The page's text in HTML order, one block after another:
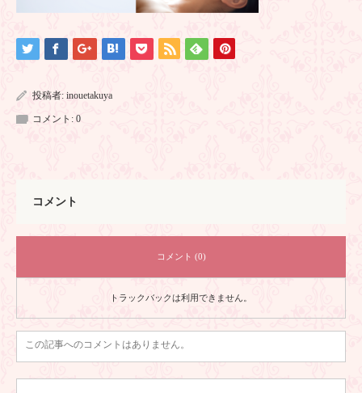
投稿者: inouetakuya
コメント: 0
コメント
コメント (0)
トラックバックは利用できません。
この記事へのコメントはありません。